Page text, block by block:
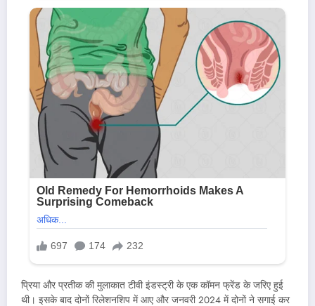
प्रिया और प्रतीक की मुलाकात टीवी इंडस्ट्री के एक कॉमन फ्रेंड के जरिए हुई
थी। इसके बाद दोनों रिलेशनशिप में आए और जनवरी 2024 में दोनों ने सगाई कर